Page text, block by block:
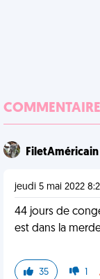
FiletAméricain
jeudi 5 mai 2022
44 jours de
est dans la
35 1